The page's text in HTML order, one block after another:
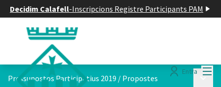
Decidim Calafell-Inscripcions Registre Participants PAM
Entra
Pressupostos Participatius 2019 / Propostes